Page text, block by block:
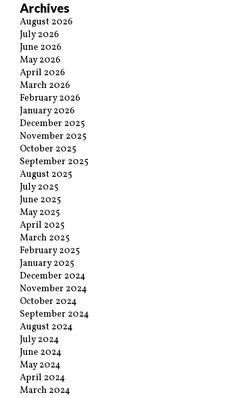
Archives
August 2026
July 2026
June 2026
May 2026
April 2026
March 2026
February 2026
January 2026
December 2025
November 2025
October 2025
September 2025
August 2025
July 2025
June 2025
May 2025
April 2025
March 2025
February 2025
January 2025
December 2024
November 2024
October 2024
September 2024
August 2024
July 2024
June 2024
May 2024
April 2024
March 2024